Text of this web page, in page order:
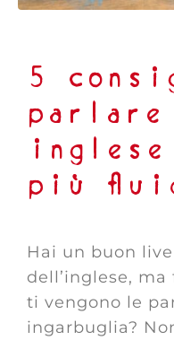
5
più
Hai un buon
dell’inglese,
ti vengono le
ingarbuglia?